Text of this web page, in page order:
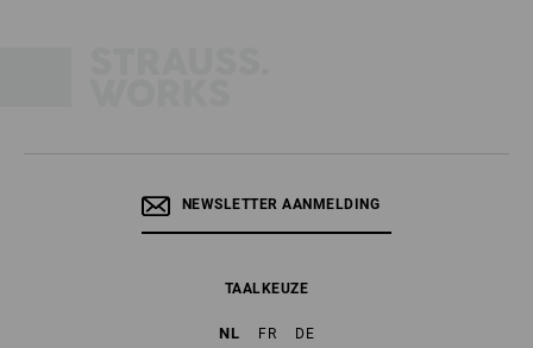
NEWSLETTER AANMELDING
TAALKEUZE
NL FR DE